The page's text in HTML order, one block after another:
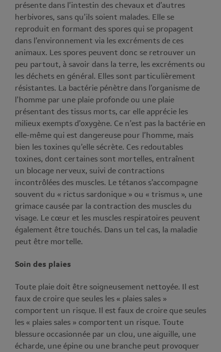
présente dans l’intestin des chevaux et d’autres
herbivores, sans qu’ils soient malades. Elle se
reproduit en formant des spores qui se propagent
dans l’environnement via les excréments de ces
animaux. Les spores peuvent donc se retrouver un
peu partout, à savoir dans la terre, les excréments ou
les déchets en général. Elles sont particulièrement
résistantes. La bactérie pénètre dans l’organisme de
l’homme par une plaie profonde ou une plaie
présentant des tissus morts, car elle apprécie les
milieux exempts d’oxygène. Ce n’est pas la bactérie en
elle-même qui est dangereuse pour l’homme, mais
bien les toxines qu’elle sécrète. Ces redoutables
toxines, dont certaines sont mortelles, entraînent
un blocage nerveux, suivi de contractions
incontrôlées des muscles. Le tétanos s’accompagne
souvent du « rictus sardonique » ou « trismus », une
grimace causée par la contraction des muscles du
visage. Le cœur et les muscles respiratoires peuvent
également être touchés. Dans un tel cas, la maladie
peut être mortelle.
Soin des plaies
Toute plaie doit être soigneusement nettoyée. Il est
faux de croire que seules les « plaies sales »
comportent un risque. Il est faux de croire que seules
les « plaies sales » comportent un risque. Toute
blessure occasionnée par un clou, une aiguille, une
écharde, une épine ou une branche peut provoquer